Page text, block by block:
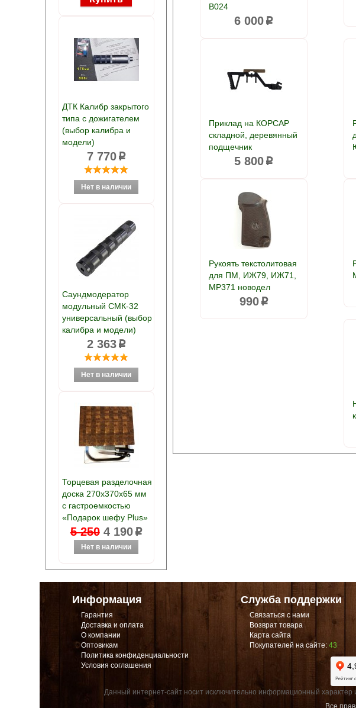
ДТК Калибр закрытого
типа с дожигателем
(выбор калибра и
модели)
7 770p
Саундмодератор
модульный СМК-32
универсальный (выбор
калибра и модели)
2 363p
Торцевая разделочная
доска 270х370х65 мм
с гастроемкостью
«Подарок шефу Plus»
5 250 4 190p
B024
6 000 p
Приклад на КОРСАР
складной, деревянный
подщечник
5 800 p
Рукоять текстолитовая
для ПМ, ИЖ79, ИЖ71,
МР371 новодел
990p
Информация
Гарантия
Доставка и оплата
О компании
Оптовикам
Политика конфиденциальности
Условия соглашения
Служба поддержки
Связаться с нами
Возврат товара
Карта сайта
Покупателей на сайте: 43
Данный интернет-сайт носит исключительно информационный
Все